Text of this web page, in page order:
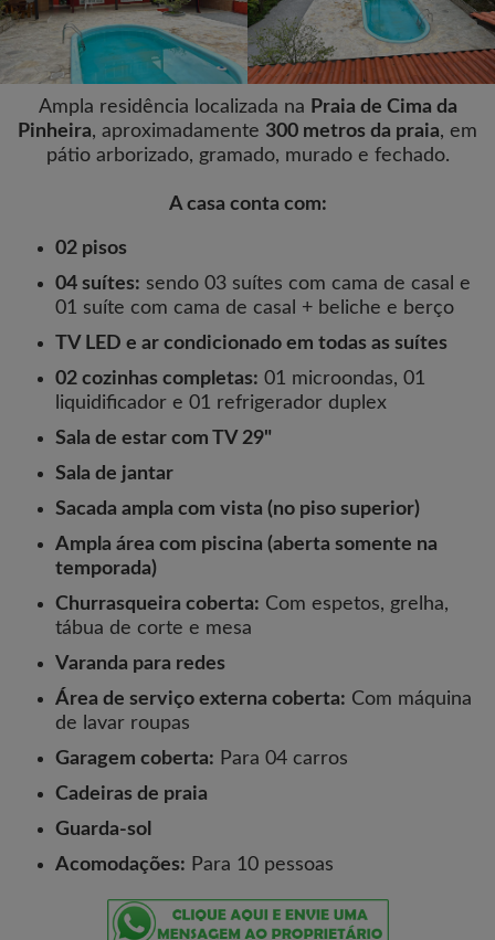
Ampla residência localizada na Praia de Cima da
Pinheira, aproximadamente 300 metros da praia, em
pátio arborizado, gramado, murado e fechado.
A casa conta com:
02 pisos
04 suítes: sendo 03 suítes com cama de casal e
01 suíte com cama de casal + beliche e berço
TV LED e ar condicionado em todas as suítes
02 cozinhas completas: 01 microondas, 01
liquidificador e 01 refrigerador duplex
Sala de estar com TV 29"
Sala de jantar
Sacada ampla com vista (no piso superior)
Ampla área com piscina (aberta somente na
temporada)
Churrasqueira coberta: Com espetos, grelha,
tábua de corte e mesa
Varanda para redes
Área de serviço externa coberta: Com máquina
de lavar roupas
Garagem coberta: Para 04 carros
Cadeiras de praia
Guarda-sol
Acomodações: Para 10 pessoas